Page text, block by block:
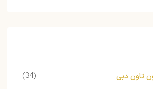
تاون دبی (34)